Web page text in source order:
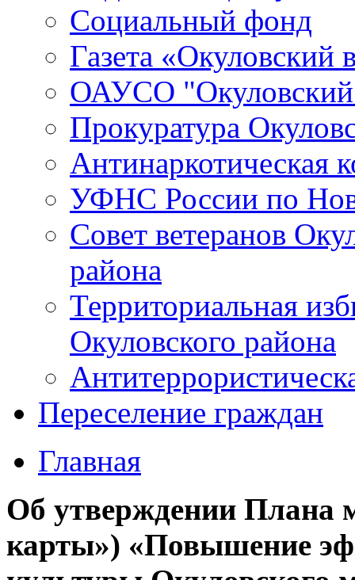
Социальный фонд
Газета «Окуловский
ОАУСО
Прокуратура
Антинаркотическая
УФНС России по
Совет ветеранов
района
Территориальная
Окуловского района
Переселение граждан
Главная
Об утверждении Плана
карты») «Повышение